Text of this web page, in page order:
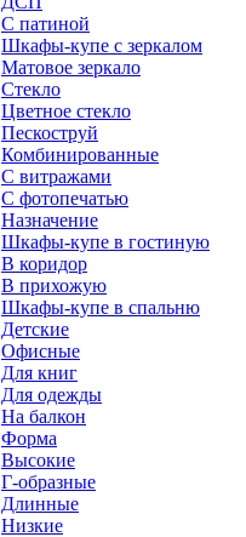
С патиной
Шкафы-купе с зеркалом
Матовое зеркало
Стекло
Цветное стекло
Пескоструй
Комбинированные
С витражами
С фотопечатью
Назначение
Шкафы-купе в гостиную
В коридор
В прихожую
Шкафы-купе в спальню
Детские
Офисные
Для книг
Для одежды
На балкон
Форма
Высокие
Г-образные
Длинные
Низкие